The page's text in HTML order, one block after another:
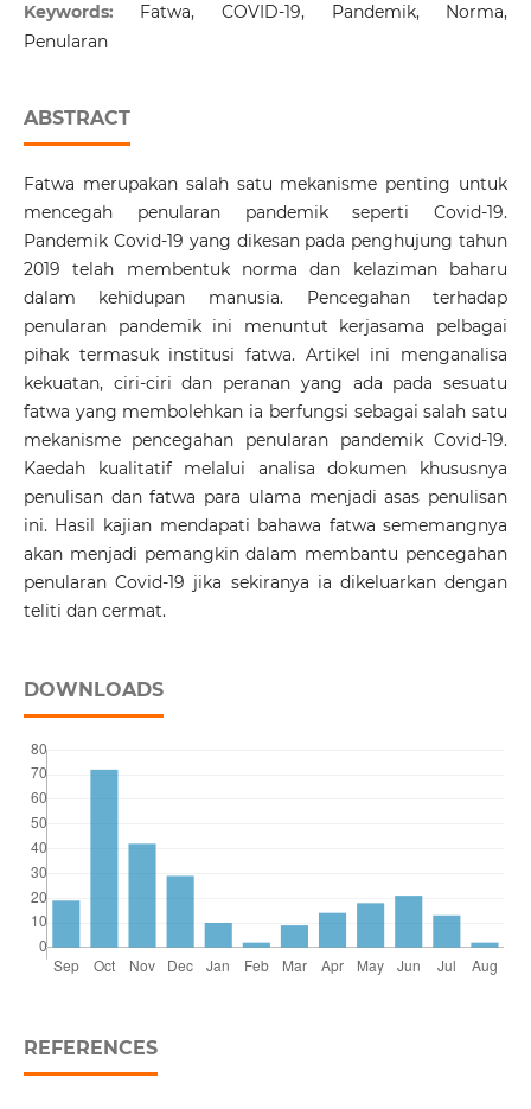
Keywords: Fatwa, COVID-19, Pandemik, Norma,
Penularan
ABSTRACT
Fatwa merupakan salah satu mekanisme penting untuk
mencegah penularan pandemik seperti Covid-19.
Pandemik Covid-19 yang dikesan pada penghujung tahun
2019 telah membentuk norma dan kelaziman baharu
dalam kehidupan manusia. Pencegahan terhadap
penularan pandemik ini menuntut kerjasama pelbagai
pihak termasuk institusi fatwa. Artikel ini menganalisa
kekuatan, ciri-ciri dan peranan yang ada pada sesuatu
fatwa yang membolehkan ia berfungsi sebagai salah satu
mekanisme pencegahan penularan pandemik Covid-19.
Kaedah kualitatif melalui analisa dokumen khususnya
penulisan dan fatwa para ulama menjadi asas penulisan
ini. Hasil kajian mendapati bahawa fatwa sememangnya
akan menjadi pemangkin dalam membantu pencegahan
penularan Covid-19 jika sekiranya ia dikeluarkan dengan
teliti dan cermat.
DOWNLOADS
REFERENCES